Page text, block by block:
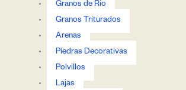
Granos de Río
Granos Triturados
Arenas
Piedras Decorativas
Polvillos
Lajas